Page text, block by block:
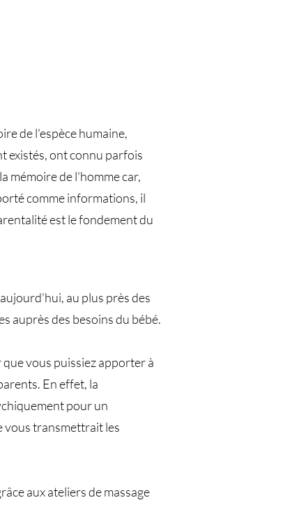
de l'espèce humaine,
existés, ont connu parfois
mémoire de l'homme car,
comme informations, il
est le fondement du
au plus près des
auprès des besoins du bébé.
vous puissiez apporter à
En effet, la
pour un
vous transmettrait les
aux ateliers de massage